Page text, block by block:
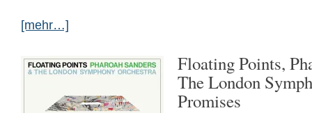
[mehr…]
Floating Points,
The London
Promises